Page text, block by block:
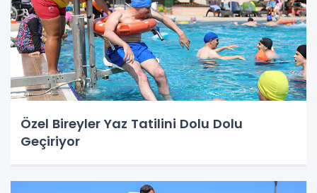
Özel Bireyler Yaz Tatilini Dolu Dolu
Geçiriyor